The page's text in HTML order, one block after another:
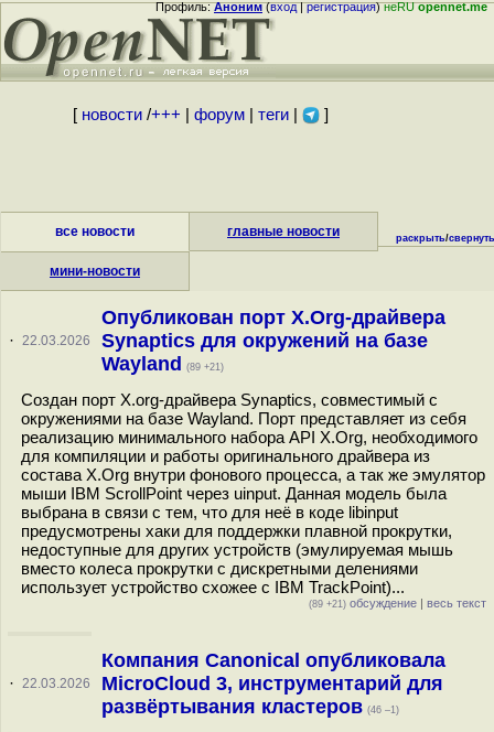
Профиль:Аноним(вход|регистрация)неRUopennet.me
[ новости/+++ форум| теги| ]
все новости главные новости
мини-новости
раскрыть/свернуть
· 22.03.2026
Опубликован порт X.Org-драйвера
Synaptics для окружений на базе
Wayland
(89 +21)
Создан порт X.org-драйвера Synaptics, совместимый с
окружениями на базе Wayland. Порт представляет из себя
реализацию минимального набора API X.Org, необходимого
для компиляции и работы оригинального драйвера из
состава X.Org внутри фонового процесса, а так же эмулятор
мыши IBM ScrollPoint через uinput. Данная модель была
выбрана в связи с тем, что для неё в коде libinput
предусмотрены хаки для поддержки плавной прокрутки,
недоступные для других устройств (эмулируемая мышь
вместо колеса прокрутки с дискретными делениями
использует устройство схожее с IBM TrackPoint)...
(89 +21) обсуждение | весь текст
· 22.03.2026
Компания Canonical опубликовала
MicroCloud 3, инструментарий для
развёртывания кластеров (46 –1)